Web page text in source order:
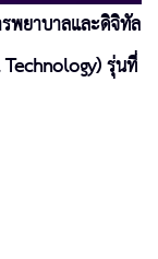
รพยาบาลและดิจิทัล
Technology) รุ่นที่